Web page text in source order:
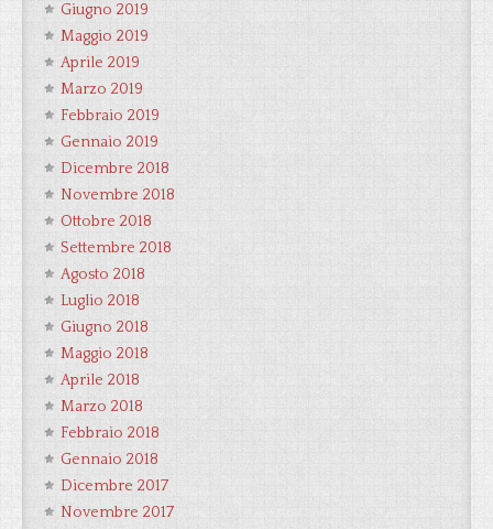
Giugno 2019
Maggio 2019
Aprile 2019
Marzo 2019
Febbraio 2019
Gennaio 2019
Dicembre 2018
Novembre 2018
Ottobre 2018
Settembre 2018
Agosto 2018
Luglio 2018
Giugno 2018
Maggio 2018
Aprile 2018
Marzo 2018
Febbraio 2018
Gennaio 2018
Dicembre 2017
Novembre 2017